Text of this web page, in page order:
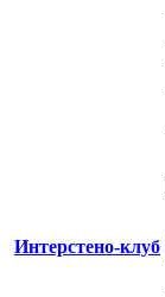
Интерстено-клуб